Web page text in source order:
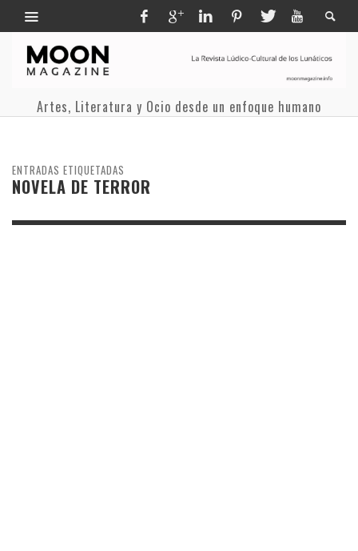
Artes, Literatura y Ocio desde un enfoque humano
ENTRADAS ETIQUETADAS
NOVELA DE TERROR